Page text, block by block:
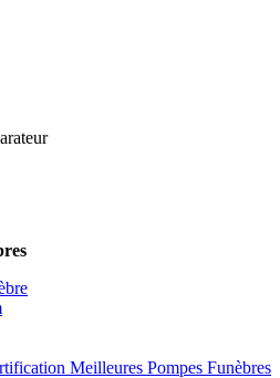
Meilleures Pompes Funèbres